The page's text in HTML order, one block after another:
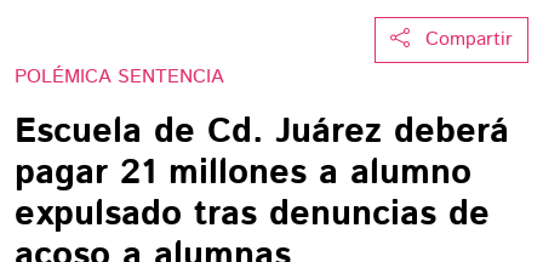
Compartir
POLÉMICA SENTENCIA
Escuela de Cd. Juárez deberá
pagar 21 millones a alumno
expulsado tras denuncias de